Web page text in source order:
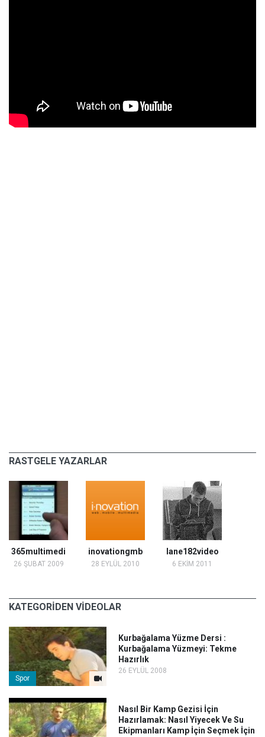
RASTGELE YAZARLAR
365multimedi
26 ŞUBAT 2009
inovationgmb
28 EYLÜL 2010
lane182video
6 EKİM 2011
KATEGORİDEN VİDEOLAR
Spor
Kurbağalama Yüzme Dersi :
Kurbağalama Yüzmeyi: Tekme
Hazırlık
26 EYLÜL 2008
Nasıl Bir Kamp Gezisi İçin
Hazırlamak: Nasıl Yiyecek Ve Su
Ekipmanları Kamp İçin Seçmek İçin